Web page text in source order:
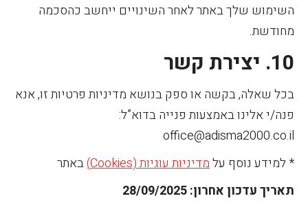
השימוש שלך באתר לאחר השינויים ייחשב כהסכמה
מחודשת.
10. יצירת קשר
בכל שאלה, בקשה או ספק בנושא מדיניות פרטיות זו, אנא
פנה/י אלינו באמצעות פנייה בדוא”ל:
office@adisma2000.co.il
* למידע נוסף עלמדיניות עוגיות (Cookies)
באתר
תאריך עדכון אחרון: 28/09/2025